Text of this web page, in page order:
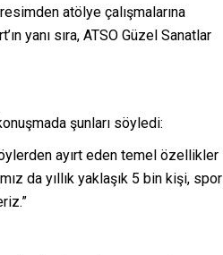
atölye çalışmalarına
yanı sıra, ATSO Güzel Sanatlar
şunları söyledi:
ayırt eden temel özellikler
da yıllık yaklaşık 5 bin kişi, spor